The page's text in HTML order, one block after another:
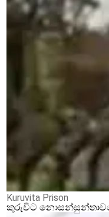
Kuruvita Prison
කුරුවිට